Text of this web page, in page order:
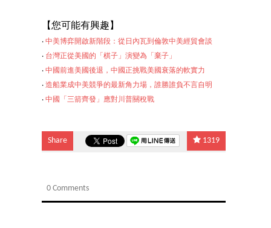
【您可能有興趣】
‧ 中美博弈開啟新階段：從日內瓦到倫敦中美經貿會談
‧ 台灣正從美國的「棋子」演變為「棄子」
‧ 中國前進美國後退，中國正挑戰美國衰落的軟實力
‧ 造船業成中美競爭的最新角力場，誰勝誰負不言自明
‧ 中國「三箭齊發」應對川普關稅戰
Share 1319
0 Comments